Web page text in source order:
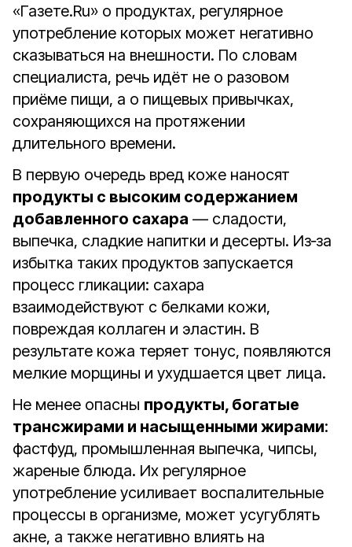
«Газете.Ru» о продуктах, регулярное
употребление которых может негативно
сказываться на внешности. По словам
специалиста, речь идёт не о разовом
приёме пищи, а о пищевых привычках,
сохраняющихся на протяжении
длительного времени.
В первую очередь вред коже наносят
продукты с высоким содержанием
добавленного сахара — сладости,
выпечка, сладкие напитки и десерты. Из‑за
избытка таких продуктов запускается
процесс гликации: сахара
взаимодействуют с белками кожи,
повреждая коллаген и эластин. В
результате кожа теряет тонус, появляются
мелкие морщины и ухудшается цвет лица.
Не менее опасны продукты, богатые
трансжирами и насыщенными жирами:
фастфуд, промышленная выпечка, чипсы,
жареные блюда. Их регулярное
употребление усиливает воспалительные
процессы в организме, может усугублять
акне, а также негативно влиять на